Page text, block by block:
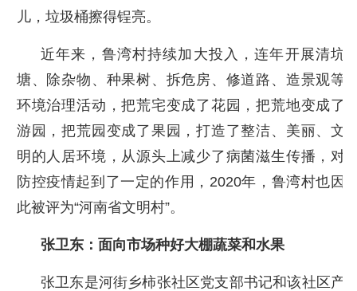
儿，垃圾桶擦得锃亮。
近年来，鲁湾村持续加大投入，连年开展清坑
塘、除杂物、种果树、拆危房、修道路、造景观等
环境治理活动，把荒宅变成了花园，把荒地变成了
游园，把荒园变成了果园，打造了整洁、美丽、文
明的人居环境，从源头上减少了病菌滋生传播，对
防控疫情起到了一定的作用，2020年，鲁湾村也因
此被评为“河南省文明村”。
张卫东：面向市场种好大棚蔬菜和水果
张卫东是河街乡柿张社区党支部书记和该社区产